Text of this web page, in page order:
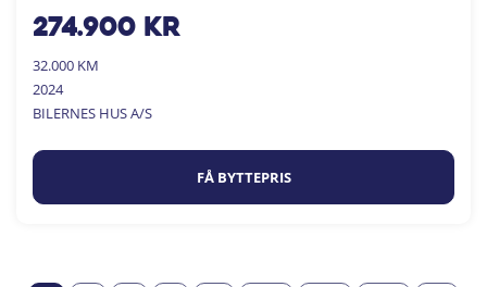
274.900kr
32.000 KM
2024
BILERNES HUS A/S
FÅ BYTTEPRIS